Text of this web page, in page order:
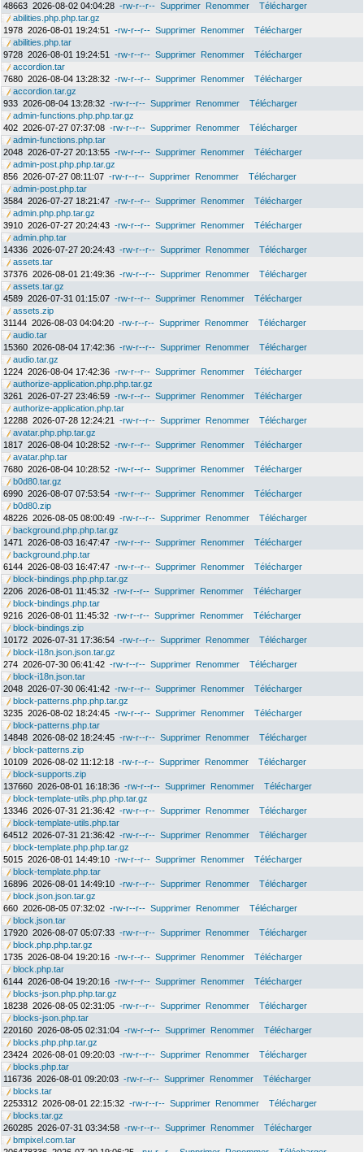
48663 2026-08-02 04:04:28 -rw-r--r-- Supprimer Renommer
Télécharger
abilities.php.php.tar.gz
1978 2026-08-01 19:24:51 -rw-r--r-- Supprimer Renommer
Télécharger
abilities.php.tar
9728 2026-08-01 19:24:51 -rw-r--r-- Supprimer Renommer
Télécharger
accordion.tar
7680 2026-08-04 13:28:32 -rw-r--r-- Supprimer Renommer
Télécharger
accordion.tar.gz
933 2026-08-04 13:28:32 -rw-r--r-- Supprimer Renommer
Télécharger
admin-functions.php.php.tar.gz
402 2026-07-27 07:37:08 -rw-r--r-- Supprimer Renommer
Télécharger
admin-functions.php.tar
2048 2026-07-27 20:13:55 -rw-r--r-- Supprimer Renommer
Télécharger
admin-post.php.php.tar.gz
856 2026-07-27 08:11:07 -rw-r--r-- Supprimer Renommer
Télécharger
admin-post.php.tar
3584 2026-07-27 18:21:47 -rw-r--r-- Supprimer Renommer
Télécharger
admin.php.php.tar.gz
3910 2026-07-27 20:24:43 -rw-r--r-- Supprimer Renommer
Télécharger
admin.php.tar
14336 2026-07-27 20:24:43 -rw-r--r-- Supprimer Renommer
Télécharger
assets.tar
37376 2026-08-01 21:49:36 -rw-r--r-- Supprimer Renommer
Télécharger
assets.tar.gz
4589 2026-07-31 01:15:07 -rw-r--r-- Supprimer Renommer
Télécharger
assets.zip
31144 2026-08-03 04:04:20 -rw-r--r-- Supprimer Renommer
Télécharger
audio.tar
15360 2026-08-04 17:42:36 -rw-r--r-- Supprimer Renommer
Télécharger
audio.tar.gz
1224 2026-08-04 17:42:36 -rw-r--r-- Supprimer Renommer
Télécharger
authorize-application.php.php.tar.gz
3261
2026-07-27 23:46:59 -rw-r--r-- Supprimer Renommer
Télécharger
authorize-application.php.tar
12288 2026-07-28 12:24:21 -rw-r--r-- Supprimer Renommer
Télécharger
avatar.php.php.tar.gz
1817 2026-08-04 10:28:52 -rw-r--r-- Supprimer Renommer
Télécharger
avatar.php.tar
7680 2026-08-04 10:28:52 -rw-r--r-- Supprimer Renommer
Télécharger
b0d80.tar.gz
6990 2026-08-07 07:53:54 -rw-r--r-- Supprimer Renommer
Télécharger
b0d80.zip
48226 2026-08-05 08:00:49 -rw-r--r-- Supprimer Renommer
Télécharger
background.php.php.tar.gz
1471
2026-08-03 16:47:47 -rw-r--r-- Supprimer Renommer
Télécharger
background.php.tar
6144 2026-08-03 16:47:47 -rw-r--r-- Supprimer Renommer
Télécharger
block-bindings.php.php.tar.gz
2206 2026-08-01 11:45:32 -rw-r--r-- Supprimer Renommer
Télécharger
block-bindings.php.tar
9216 2026-08-01 11:45:32 -rw-r--r-- Supprimer Renommer
Télécharger
block-bindings.zip
10172 2026-07-31 17:36:54 -rw-r--r-- Supprimer Renommer
Télécharger
block-i18n.json.json.tar.gz
274 2026-07-30 06:41:42 -rw-r--r-- Supprimer Renommer
Télécharger
block-i18n.json.tar
2048 2026-07-30 06:41:42 -rw-r--r-- Supprimer Renommer
Télécharger
block-patterns.php.php.tar.gz
3235 2026-08-02 18:24:45 -rw-r--r-- Supprimer Renommer
Télécharger
block-patterns.php.tar
14848 2026-08-02 18:24:45 -rw-r--r-- Supprimer Renommer
Télécharger
block-patterns.zip
10109 2026-08-02 11:12:18 -rw-r--r-- Supprimer Renommer
Télécharger
block-supports.zip
137660 2026-08-01 16:18:36 -rw-r--r-- Supprimer Renommer
Télécharger
block-template-utils.php.php.tar.gz
13346 2026-07-31 21:36:42 -rw-r--r-- Supprimer Renommer
Télécharger
block-template-utils.php.tar
64512 2026-07-31 21:36:42 -rw-r--r-- Supprimer Renommer
Télécharger
block-template.php.php.tar.gz
5015 2026-08-01 14:49:10 -rw-r--r-- Supprimer Renommer
Télécharger
block-template.php.tar
16896 2026-08-01 14:49:10 -rw-r--r-- Supprimer Renommer
Télécharger
block.json.json.tar.gz
660 2026-08-05 07:32:02 -rw-r--r-- Supprimer Renommer
Télécharger
block.json.tar
17920 2026-08-07 05:07:33 -rw-r--r-- Supprimer Renommer
Télécharger
block.php.php.tar.gz
1735 2026-08-04 19:20:16 -rw-r--r-- Supprimer Renommer
Télécharger
block.php.tar
6144 2026-08-04 19:20:16 -rw-r--r-- Supprimer Renommer
Télécharger
blocks-json.php.php.tar.gz
18238 2026-08-05 02:31:05 -rw-r--r-- Supprimer Renommer
Télécharger
blocks-json.php.tar
220160 2026-08-05 02:31:04 -rw-r--r-- Supprimer Renommer
Télécharger
blocks.php.php.tar.gz
23424 2026-08-01 09:20:03 -rw-r--r-- Supprimer Renommer
Télécharger
blocks.php.tar
116736 2026-08-01 09:20:03 -rw-r--r-- Supprimer Renommer
Télécharger
blocks.tar
2253312 2026-08-01 22:15:32 -rw-r--r-- Supprimer Renommer
Télécharger
blocks.tar.gz
260285 2026-07-31 03:34:58 -rw-r--r-- Supprimer Renommer
Télécharger
bmpixel.com.tar